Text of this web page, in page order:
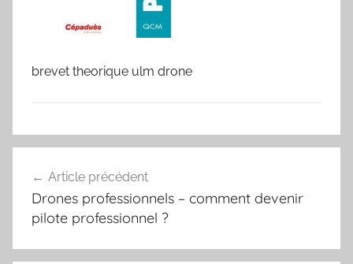
brevet theorique ulm drone
de
l’article
Article précédent
Drones professionnels – comment devenir
pilote professionnel ?